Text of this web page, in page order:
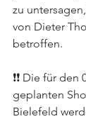
zu
von Dieter
betroffen.
❗️❗️ Die für den
geplanten
Bielefeld